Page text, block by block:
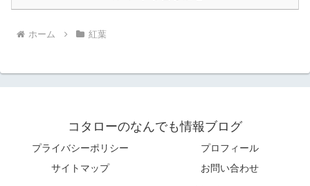
ホーム 紅葉
コタローのなんでも情報ブログ
プライバシーポリシー
プロフィール
サイトマップ
お問い合わせ